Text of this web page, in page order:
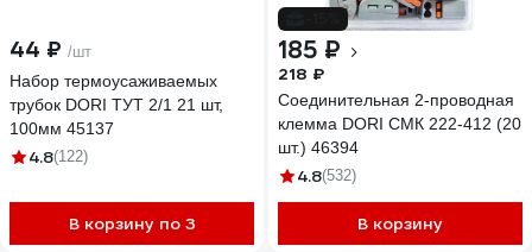
44 ₽ /шт
Набор термоусаживаемых
трубок DORI ТУТ 2/1 21 шт,
100мм 45137
4.8(122)
В корзину по 3
185 ₽
218 ₽
Соединительная 2-проводная
клемма DORI СМК 222-412 (20
шт.) 46394
4.8(532)
В корзину